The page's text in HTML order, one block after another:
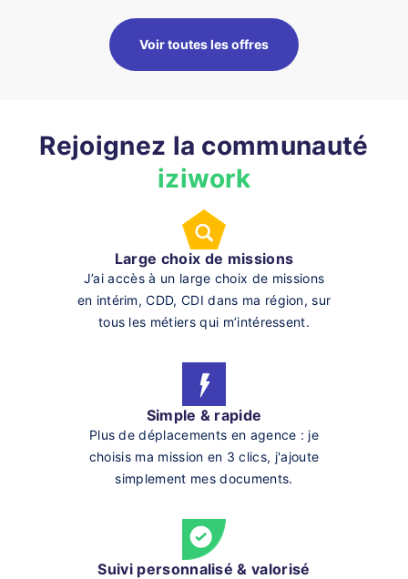
Voir toutes les offres
Rejoignez la communauté
iziwork
Large choix de missions
J’ai accès à un large choix de missions
en intérim, CDD, CDI dans ma région, sur
tous les métiers qui m’intéressent.
Simple & rapide
Plus de déplacements en agence : je
choisis ma mission en 3 clics, j'ajoute
simplement mes documents.
Suivi personnalisé & valorisé